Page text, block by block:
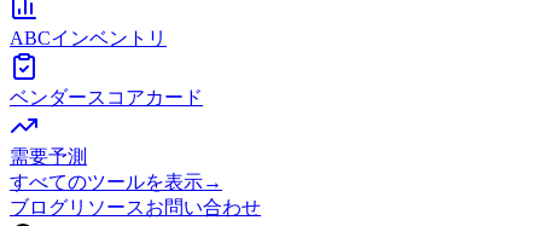
ABCインベントリ
ベンダースコアカード
需要予測
すべてのツールを表示→
ブログリソースお問い合わせ